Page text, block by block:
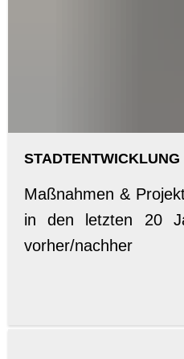
STADTENTWICKLUNG
Maßnahmen &
in den letzten 20
vorher/nachher